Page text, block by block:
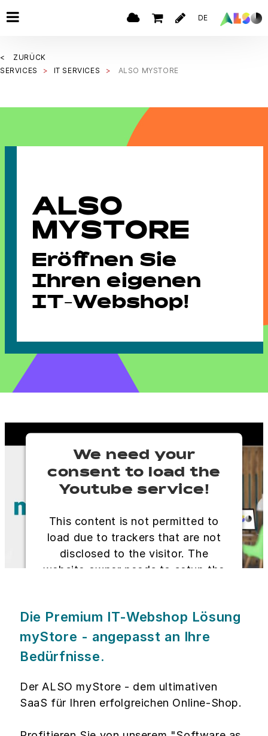
DE
ZURÜCK
SERVICES
IT SERVICES ALSO MYSTORE
ALSO
MYSTORE
Eröffnen Sie
Ihren eigenen
IT-Webshop!
We need your
consent to load the
Youtube service!
This content is not permitted to
load due to trackers that are not
disclosed to the visitor. The
website owner needs to setup the
used.
Powered byUsercentrics Consent
Management Platform
Die Premium IT-Webshop Lösung
myStore - angepasst an Ihre
Bedürfnisse.
Der ALSO myStore - dem ultimativen
SaaS für Ihren erfolgreichen Online-Shop.